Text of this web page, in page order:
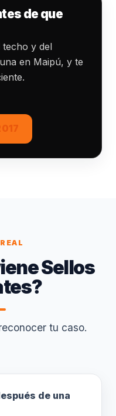
de que
techo y del
en Maipú, y te
Sellos
tu caso.
de una